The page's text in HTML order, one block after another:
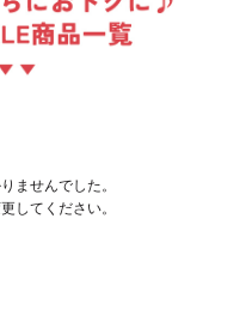
ませんでした。
してください。